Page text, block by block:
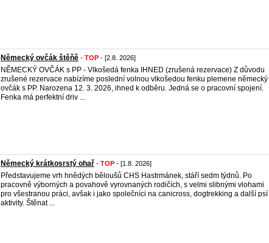
Německý ovčák štěňě - TOP - [2.8. 2026]
NĚMECKÝ OVČÁK s PP - Vlkošedá fenka IHNED (zrušená rezervace) Z důvodu
zrušené rezervace nabízíme poslední volnou vlkošedou fenku plemene německý
ovčák s PP. Narozena 12. 3. 2026, ihned k odběru. Jedná se o pracovní spojení.
Fenka má perfektní driv ...
Německý krátkosrstý ohař - TOP - [1.8. 2026]
Představujeme vrh hnědých běloušů CHS Hastrmánek, stáří sedm týdnů. Po
pracovně výborných a povahově vyrovnaných rodičích, s velmi slibnými vlohami
pro všestranou práci, avšak i jako společníci na canicross, dogtrekking a další psí
aktivity. Štěnat ...